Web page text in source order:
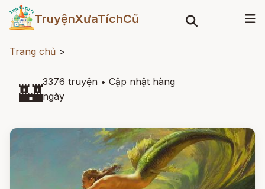
TruyệnXưaTíchCũ
Trang chủ >
🏰3376 truyện • Cập nhật hàng
ngày